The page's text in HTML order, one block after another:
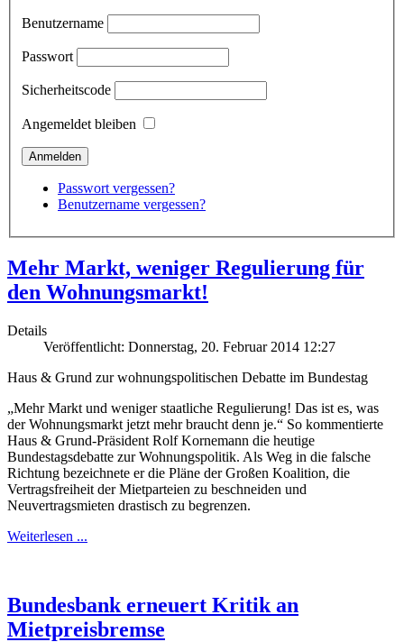
Benutzername
Passwort
Sicherheitscode
Angemeldet bleiben
Passwort vergessen?
Benutzername vergessen?
Mehr Markt, weniger Regulierung für
den Wohnungsmarkt!
Details
Veröffentlicht: Donnerstag, 20. Februar 2014 12:27
Haus & Grund zur wohnungspolitischen Debatte im Bundestag
„Mehr Markt und weniger staatliche Regulierung! Das ist es, was
der Wohnungsmarkt jetzt mehr braucht denn je.“ So kommentierte
Haus & Grund-Präsident Rolf Kornemann die heutige
Bundestagsdebatte zur Wohnungspolitik. Als Weg in die falsche
Richtung bezeichnete er die Pläne der Großen Koalition, die
Vertragsfreiheit der Mietparteien zu beschneiden und
Neuvertragsmieten drastisch zu begrenzen.
Weiterlesen ...
Bundesbank erneuert Kritik an
Mietpreisbremse